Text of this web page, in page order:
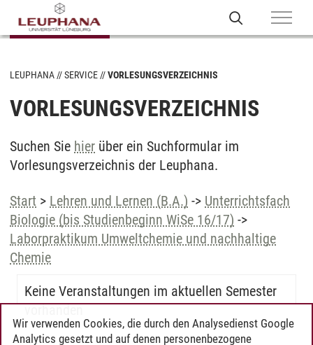
LEUPHANA SERVICE VORLESUNGSVERZEICHNIS
VORLESUNGSVERZEICHNIS
Suchen Sie hier über ein Suchformular im
Vorlesungsverzeichnis der Leuphana.
Start > Lehren und Lernen (B.A.) -> Unterrichtsfach
Biologie (bis Studienbeginn WiSe 16/17) ->
Laborpraktikum Umweltchemie und nachhaltige
Chemie
Keine Veranstaltungen im aktuellen Semester
vorhanden
Wir verwenden Cookies, die durch den Analysedienst Google
Analytics gesetzt und auf denen personenbezogene